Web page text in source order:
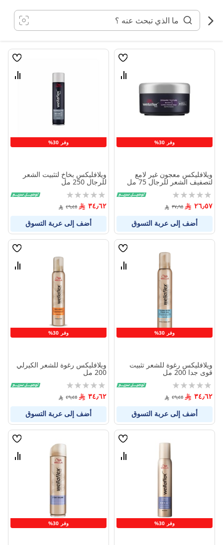
المحتوى
وفر 30%
قائمة
قارن
ويلافليكس معجون غير لامع
لتصفيف الشعر للرجال 75 مل
Rating:
0%
٢٦٫٥٧ ٣٧٫٩٥
أضف إلى عربة التسوق
وفر 30%
قائمة
قارن
ويلافليكس بخاخ لتثبيت الشعر
للرجال 250 مل
Rating:
0%
٣٤٫٦٢ ٤٩٫٤٥
أضف إلى عربة التسوق
وفر 30%
قائمة
قارن
ويلافليكس رغوة للشعر تثبيت
قوى جدا 200 مل
Rating:
0%
٣٤٫٦٢ ٤٩٫٤٥
أضف إلى عربة التسوق
وفر 30%
قائمة
قارن
ويلافليكس رغوة للشعر الكيرلي
200 مل
Rating:
0%
٣٤٫٦٢ ٤٩٫٤٥
أضف إلى عربة التسوق
وفر 30%
قائمة
قارن
وفر 30%
قائمة
قارن